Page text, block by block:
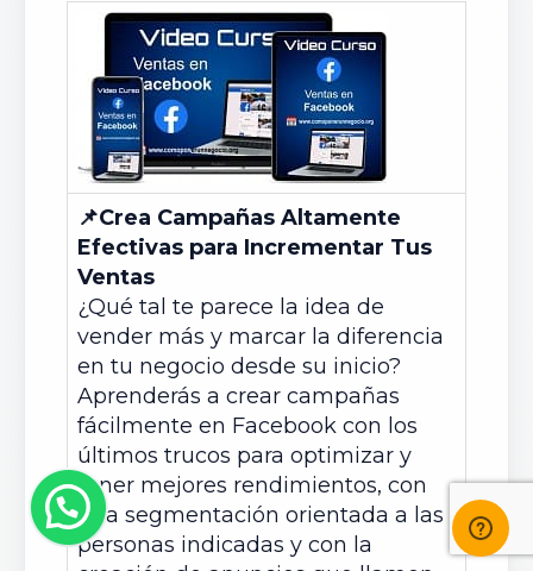
📌Crea Campañas Altamente
Efectivas para Incrementar Tus
Ventas
¿Qué tal te parece la idea de
vender más y marcar la diferencia
en tu negocio desde su inicio?
Aprenderás a crear campañas
fácilmente en Facebook con los
últimos trucos para optimizar y
tener mejores rendimientos, con
una segmentación orientada a las
personas indicadas y con la